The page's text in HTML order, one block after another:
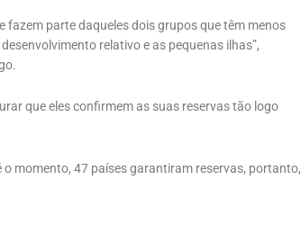
fazem parte daqueles dois grupos que têm menos
relativo e as pequenas ilhas”,
que eles confirmem as suas reservas tão logo
momento, 47 países garantiram reservas, portanto,